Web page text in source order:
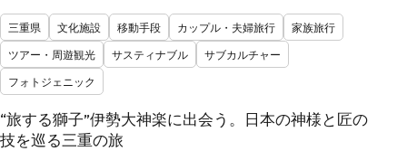
三重県 文化施設 移動手段 カップル・夫婦旅行
家族旅行
ツアー・周遊観光
サスティナブル
サブカルチャー
フォトジェニック
“旅する獅子”伊勢大神楽に出会う。日本の神様と匠の
技を巡る三重の旅